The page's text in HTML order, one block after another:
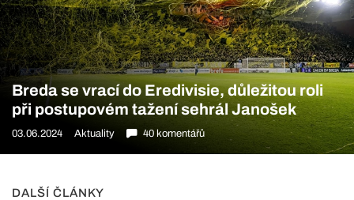
Breda se vrací do Eredivisie, důležitou roli
při postupovém tažení sehrál Janošek
03.06.2024 Aktuality 40 komentářů
DALŠÍ ČLÁNKY